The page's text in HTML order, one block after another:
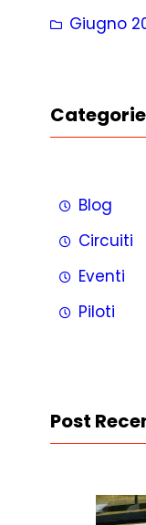
Giugno
Categorie
Blog
Circuiti
Eventi
Piloti
Post